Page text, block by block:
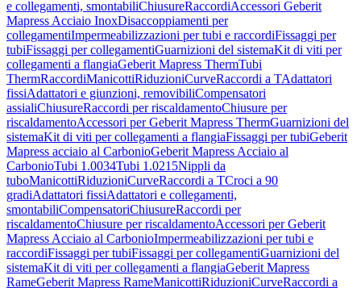
e collegamenti, smontabiliChiusureRaccordiAccessori Geberit
Mapress Acciaio InoxDisaccoppiamenti per
collegamentiImpermeabilizzazioni per tubi e raccordiFissaggi per
tubiFissaggi per collegamentiGuarnizioni del sistemaKit di viti per
collegamenti a flangiaGeberit Mapress ThermTubi
ThermRaccordiManicottiRiduzioniCurveRaccordi a TAdattatori
fissiAdattatori e giunzioni, removibiliCompensatori
assialiChiusureRaccordi per riscaldamentoChiusure per
riscaldamentoAccessori per Geberit Mapress ThermGuarnizioni del
sistemaKit di viti per collegamenti a flangiaFissaggi per tubiGeberit
Mapress acciaio al CarbonioGeberit Mapress Acciaio al
CarbonioTubi 1.0034Tubi 1.0215Nippli da
tuboManicottiRiduzioniCurveRaccordi a TCroci a 90
gradiAdattatori fissiAdattatori e collegamenti,
smontabiliCompensatoriChiusureRaccordi per
riscaldamentoChiusure per riscaldamentoAccessori per Geberit
Mapress Acciaio al CarbonioImpermeabilizzazioni per tubi e
raccordiFissaggi per tubiFissaggi per collegamentiGuarnizioni del
sistemaKit di viti per collegamenti a flangiaGeberit Mapress
RameGeberit Mapress RameManicottiRiduzioniCurveRaccordi a